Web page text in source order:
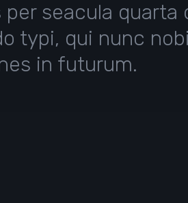
seacula
typi, qui nunc
in futurum.